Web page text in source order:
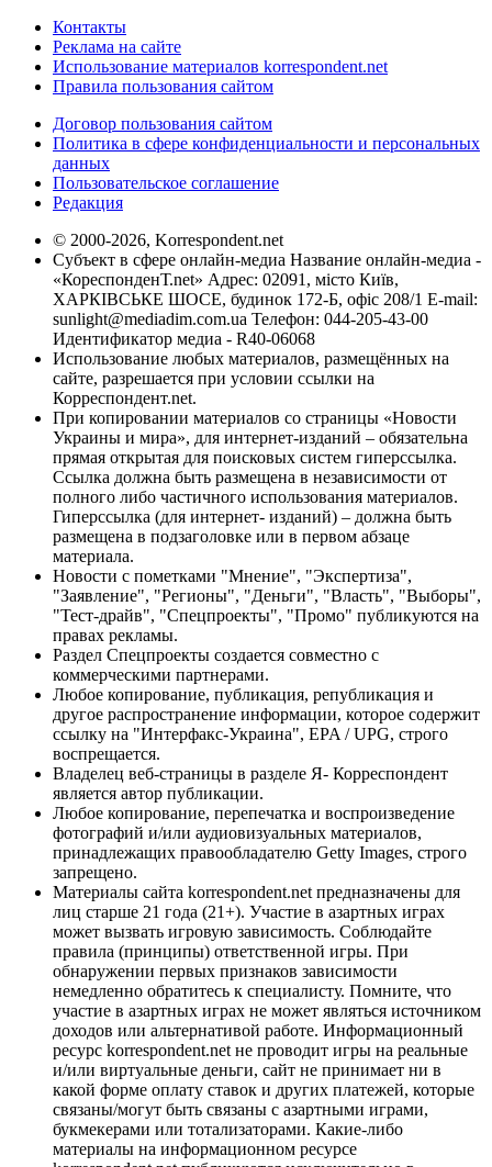
Контакты
Реклама на сайте
Использование материалов korrespondent.net
Правила пользования сайтом
Договор пользования сайтом
Политика в сфере конфиденциальности и персональных
данных
Пользовательское соглашение
Редакция
© 2000-2026, Korrespondent.net
Субъект в сфере онлайн-медиа Название онлайн-медиа -
«КореспонденТ.net» Адрес: 02091, місто Київ,
ХАРКІВСЬКЕ ШОСЕ, будинок 172-Б, офіс 208/1 E-mail:
sunlight@mediadim.com.ua Телефон: 044-205-43-00
Идентификатор медиа - R40-06068
Использование любых материалов, размещённых на
сайте, разрешается при условии ссылки на
Корреспондент.net.
При копировании материалов со страницы «Новости
Украины и мира», для интернет-изданий – обязательна
прямая открытая для поисковых систем гиперссылка.
Ссылка должна быть размещена в независимости от
полного либо частичного использования материалов.
Гиперссылка (для интернет- изданий) – должна быть
размещена в подзаголовке или в первом абзаце
материала.
Новости с пометками "Мнение", "Экспертиза",
"Заявление", "Регионы", "Деньги", "Власть", "Выборы",
"Тест-драйв", "Спецпроекты", "Промо" публикуются на
правах рекламы.
Раздел Спецпроекты создается совместно с
коммерческими партнерами.
Любое копирование, публикация, републикация и
другое распространение информации, которое содержит
ссылку на "Интерфакс-Украина", EPA / UPG, строго
воспрещается.
Владелец веб-страницы в разделе Я- Корреспондент
является автор публикации.
Любое копирование, перепечатка и воспроизведение
фотографий и/или аудиовизуальных материалов,
принадлежащих правообладателю Getty Images, строго
запрещено.
Материалы сайта korrespondent.net предназначены для
лиц старше 21 года (21+). Участие в азартных играх
может вызвать игровую зависимость. Соблюдайте
правила (принципы) ответственной игры. При
обнаружении первых признаков зависимости
немедленно обратитесь к специалисту. Помните, что
участие в азартных играх не может являться источником
доходов или альтернативой работе. Информационный
ресурс korrespondent.net не проводит игры на реальные
и/или виртуальные деньги, сайт не принимает ни в
какой форме оплату ставок и других платежей, которые
связаны/могут быть связаны с азартными играми,
букмекерами или тотализаторами. Какие-либо
материалы на информационном ресурсе